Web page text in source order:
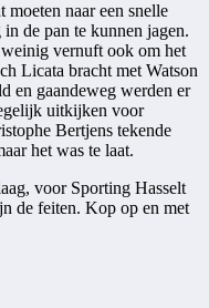
moeten naar een snelle
de pan te kunnen jagen.
vernuft ook om het
Licata bracht met Watson
en gaandeweg werden er
uitkijken voor
Bertjens tekende
het was te laat.
voor Sporting Hasselt
de feiten. Kop op en met